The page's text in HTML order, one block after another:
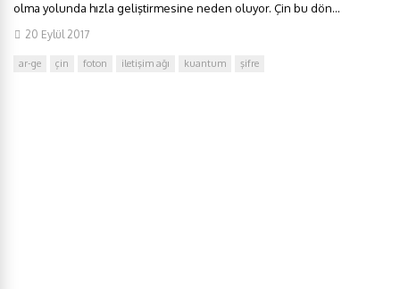
olma yolunda hızla geliştirmesine neden oluyor. Çin bu dön...
20 Eylül 2017
ar-ge çin foton iletişim ağı kuantum şifre